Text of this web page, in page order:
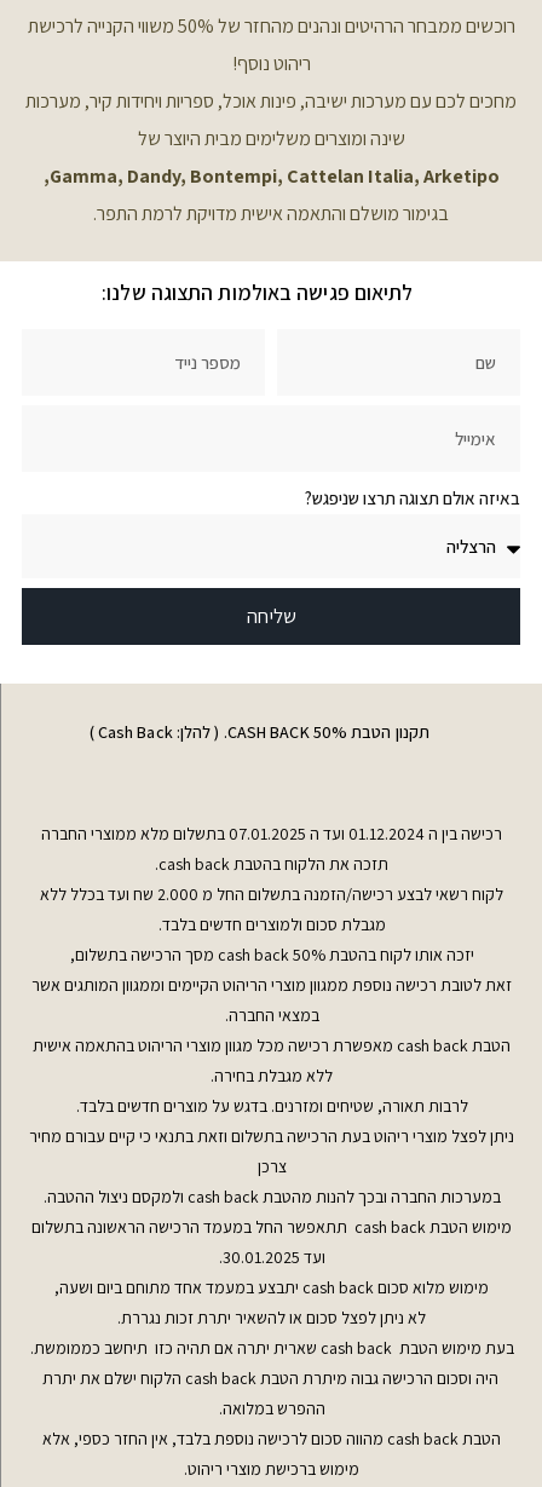
רוכשים ממבחר הרהיטים ונהנים מהחזר של 50% משווי הקנייה לרכישת
ריהוט נוסף!
מחכים לכם עם מערכות ישיבה, פינות אוכל, ספריות ויחידות קיר, מערכות
שינה ומוצרים משלימים מבית היוצר של
Gamma, Dandy, Bontempi, Cattelan Italia, Arketipo,
בגימור מושלם והתאמה אישית מדויקת לרמת התפר.
לתיאום פגישה באולמות התצוגה שלנו:
באיזה אולם תצוגה תרצו שניפגש?
שליחה
תקנון הטבת CASH BACK 50%. ( להלן: Cash Back )
רכישה בין ה 01.12.2024 ועד ה 07.01.2025 בתשלום מלא ממוצרי החברה
תזכה את הלקוח בהטבת cash back.
לקוח רשאי לבצע רכישה/הזמנה בתשלום החל מ 2.000 שח ועד בכלל ללא
מגבלת סכום ולמוצרים חדשים בלבד.
יזכה אותו לקוח בהטבת cash back 50% מסך הרכישה בתשלום,
זאת לטובת רכישה נוספת ממגוון מוצרי הריהוט הקיימים וממגוון המותגים אשר
במצאי החברה.
הטבת cash back מאפשרת רכישה מכל מגוון מוצרי הריהוט בהתאמה אישית
ללא מגבלת בחירה.
לרבות תאורה, שטיחים ומזרנים. בדגש על מוצרים חדשים בלבד.
ניתן לפצל מוצרי ריהוט בעת הרכישה בתשלום וזאת בתנאי כי קיים עבורם מחיר
צרכן
במערכות החברה ובכך להנות מהטבת cash back ולמקסם ניצול ההטבה.
מימוש הטבת cash back תתאפשר החל במעמד הרכישה הראשונה בתשלום
ועד 30.01.2025.
מימוש מלוא סכום cash back יתבצע במעמד אחד מתוחם ביום ושעה,
לא ניתן לפצל סכום או להשאיר יתרת זכות נגררת.
בעת מימוש הטבת cash back שארית יתרה אם תהיה כזו תיחשב כממומשת.
היה וסכום הרכישה גבוה מיתרת הטבת cash back הלקוח ישלם את יתרת
ההפרש במלואה.
הטבת cash back מהווה סכום לרכישה נוספת בלבד, אין החזר כספי, אלא
מימוש ברכישת מוצרי ריהוט.